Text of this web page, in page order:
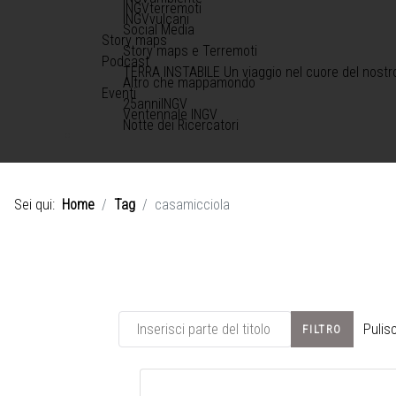
INGVterremoti
INGVvulcani
Social Media
Story maps
Story maps e Terremoti
Podcast
TERRA INSTABILE Un viaggio nel cuore del
Altro che mappamondo
Eventi
25anniINGV
Ventennale INGV
Notte dei Ricercatori
Sei qui: Home Tag casamicciola
Inserisci parte del titolo FILTRO